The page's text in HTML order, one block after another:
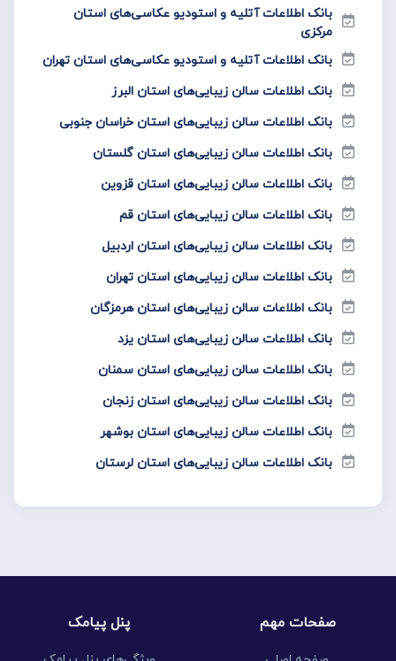
بانک اطلاعات آتلیه و استودیو عکاسی‌های استان
مرکزی
بانک اطلاعات آتلیه و استودیو عکاسی‌های استان تهران
بانک اطلاعات سالن زیبایی‌های استان البرز
بانک اطلاعات سالن زیبایی‌های استان خراسان جنوبی
بانک اطلاعات سالن زیبایی‌های استان گلستان
بانک اطلاعات سالن زیبایی‌های استان قزوین
بانک اطلاعات سالن زیبایی‌های استان قم
بانک اطلاعات سالن زیبایی‌های استان اردبیل
بانک اطلاعات سالن زیبایی‌های استان تهران
بانک اطلاعات سالن زیبایی‌های استان هرمزگان
بانک اطلاعات سالن زیبایی‌های استان یزد
بانک اطلاعات سالن زیبایی‌های استان سمنان
بانک اطلاعات سالن زیبایی‌های استان زنجان
بانک اطلاعات سالن زیبایی‌های استان بوشهر
بانک اطلاعات سالن زیبایی‌های استان لرستان
صفحات مهم پنل پیامک